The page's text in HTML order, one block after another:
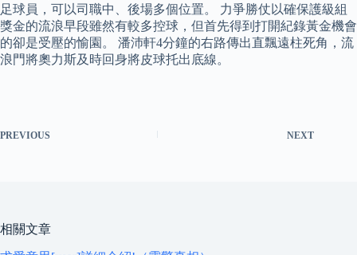
足球員，可以司職中、後場多個位置。 力爭勝仗以確保護級組
獎金的流浪早段雖然有較多控球，但首先得到打開紀錄黃金機會
的卻是受壓的愉園。 潘沛軒4分鐘的右路傳出直飄遠柱死角，流
浪門將奧力斯及時回身將皮球托出底線。
PREVIOUS NEXT
相關文章